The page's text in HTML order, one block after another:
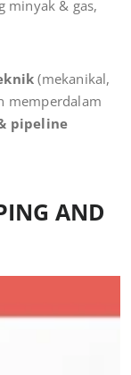
minyak & gas,
(mekanikal,
memperdalam
pipeline
AND